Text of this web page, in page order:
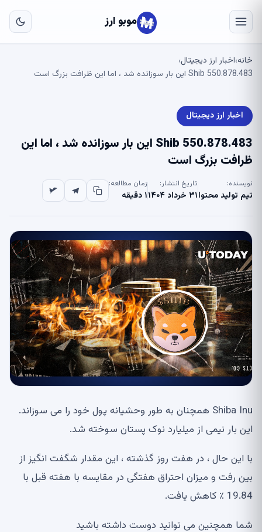
موبو ارز
خانه›اخبار ارز دیجیتال›
550.878.483 Shib این بار سوزانده شد ، اما این ظرافت بزرگ است
اخبار ارز دیجیتال
550.878.483 Shib این بار سوزانده شد ، اما این
ظرافت بزرگ است
نویسنده:
تیم تولید محتوا
تاریخ انتشار:
۳۱ خرداد ۱۴۰۴
زمان مطالعه:
۱ دقیقه
Shiba Inu همچنان به طور وحشیانه پول خود را می سوزاند.
این بار نیمی از میلیارد نوک پستان سوخته شد.
با این حال ، در هفت روز گذشته ، این مقدار شگفت انگیز از
بین رفت و میزان احتراق هفتگی در مقایسه با هفته قبل با
19.84 ٪ کاهش یافت.
شما همچنین می توانید دوست داشته باشید